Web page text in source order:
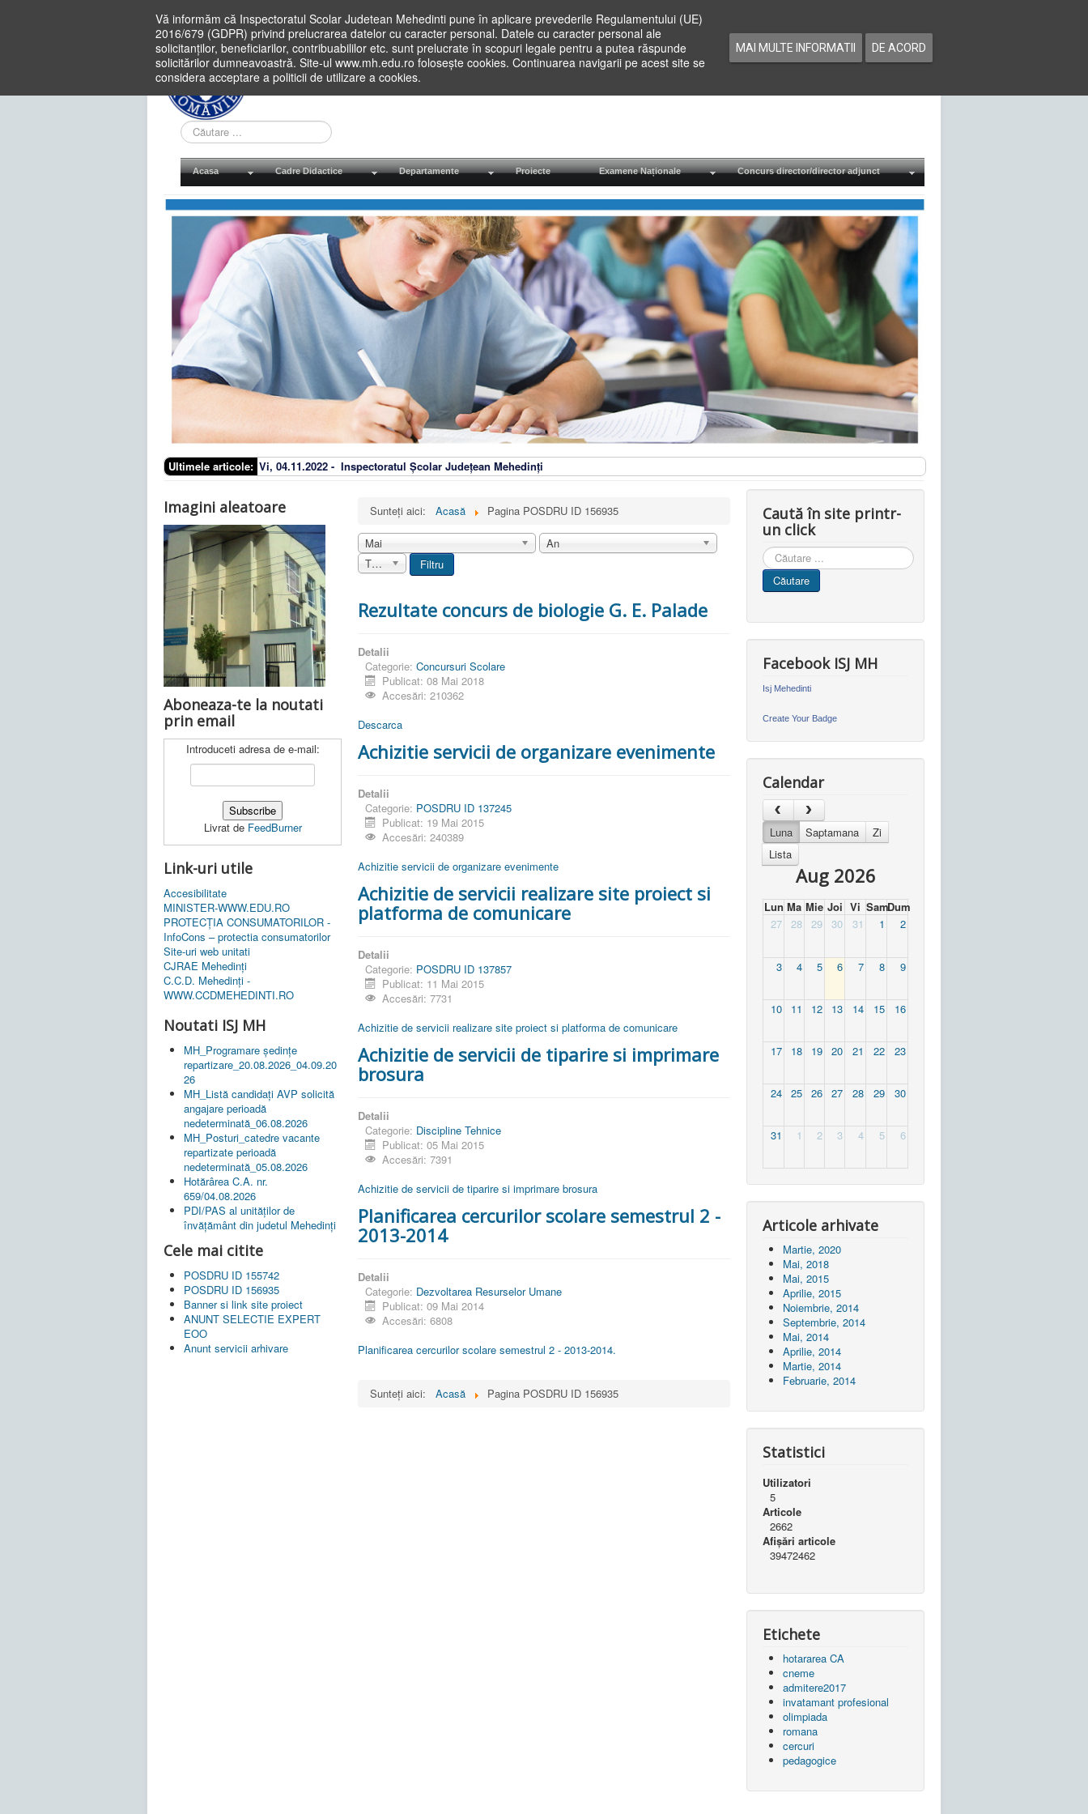
Vă informăm că Inspectoratul Scolar Judetean Mehedinti pune în aplicare prevederile Regulamentului (UE)
2016/679 (GDPR) privind prelucrarea datelor cu caracter personal. Datele cu caracter personal ale
solicitanților, beneficiarilor, contribuabililor etc. sunt prelucrate în scopuri legale pentru a putea răspunde
solicitărilor dumneavoastră. Site-ul www.mh.edu.ro folosește cookies. Continuarea navigarii pe acest site se
considera acceptare a politicii de utilizare a cookies.
MAI MULTE INFORMATII DE ACORD
Cauta
in
site
Acasa Cadre Didactice Departamente Proiecte Examene Naționale Concurs director/director adjunct
Ultimele articole: Vi, 04.11.2022 - Inspectoratul Școlar Județean Mehedinți
Imagini aleatoare
Aboneaza-te la noutati
prin email
Introduceti adresa de e-mail:
Livrat de FeedBurner
Link-uri utile
Accesibilitate
MINISTER-WWW.EDU.RO
PROTECȚIA CONSUMATORILOR -
InfoCons – protectia consumatorilor
Site-uri web unitati
CJRAE Mehedinți
C.C.D. Mehedinţi -
WWW.CCDMEHEDINTI.RO
Noutati ISJ MH
MH_Programare ședințe
repartizare_20.08.2026_04.09.20
26
MH_Listă candidați AVP solicită
angajare perioadă
nedeterminată_06.08.2026
MH_Posturi_catedre vacante
repartizate perioadă
nedeterminată_05.08.2026
Hotărârea C.A. nr.
659/04.08.2026
PDI/PAS al unităților de
învățământ din judetul Mehedinți
Cele mai citite
POSDRU ID 155742
POSDRU ID 156935
Banner si link site proiect
ANUNT SELECTIE EXPERT
EOO
Anunt servicii arhivare
Sunteți aici: Acasă Pagina POSDRU ID 156935
Mai
An
Toate
Filtru
Rezultate concurs de biologie G. E. Palade
Detalii
Categorie: Concursuri Scolare
Publicat: 08 Mai 2018
Accesări: 210362
Descarca
Achizitie servicii de organizare evenimente
Detalii
Categorie: POSDRU ID 137245
Publicat: 19 Mai 2015
Accesări: 240389
Achizitie servicii de organizare evenimente
Achizitie de servicii realizare site proiect si
platforma de comunicare
Detalii
Categorie: POSDRU ID 137857
Publicat: 11 Mai 2015
Accesări: 7731
Achizitie de servicii realizare site proiect si platforma de comunicare
Achizitie de servicii de tiparire si imprimare
brosura
Detalii
Categorie: Discipline Tehnice
Publicat: 05 Mai 2015
Accesări: 7391
Achizitie de servicii de tiparire si imprimare brosura
Planificarea cercurilor scolare semestrul 2 -
2013-2014
Detalii
Categorie: Dezvoltarea Resurselor Umane
Publicat: 09 Mai 2014
Accesări: 6808
Planificarea cercurilor scolare semestrul 2 - 2013-2014.
Sunteți aici: Acasă Pagina POSDRU ID 156935
Caută în site printr-
un click
Cauta
in
site
Căutare
Facebook ISJ MH
Isj Mehedinti
Create Your Badge
Calendar
Luna Saptamana
Zi
Lista
Aug 2026
Lun Ma Mie Joi Vi SamDum
27
28 29 30 31 1 2
3 4 5 6 7 8 9
10 11 12 13 14 15 16
17 18 19 20 21 22 23
24 25 26 27 28 29 30
31 1 2 3 4 5 6
Articole arhivate
Martie, 2020
Mai, 2018
Mai, 2015
Aprilie, 2015
Noiembrie, 2014
Septembrie, 2014
Mai, 2014
Aprilie, 2014
Martie, 2014
Februarie, 2014
Statistici
Utilizatori
5
Articole
2662
Afișări articole
39472462
Etichete
hotararea CA
cneme
admitere2017
invatamant profesional
olimpiada
romana
cercuri
pedagogice